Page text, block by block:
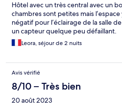
Hôtel avec un très central avec un
chambres sont petites mais
négatif pour l’éclairage de la salle
un capteur quelque peu défaillant.
Leora, séjour de 2 nuits
Avis vérifié
8/10 – Très bien
20 août 2023